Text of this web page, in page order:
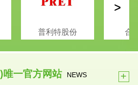
普利特股份 合
>
唯一官方网站 NEWS +